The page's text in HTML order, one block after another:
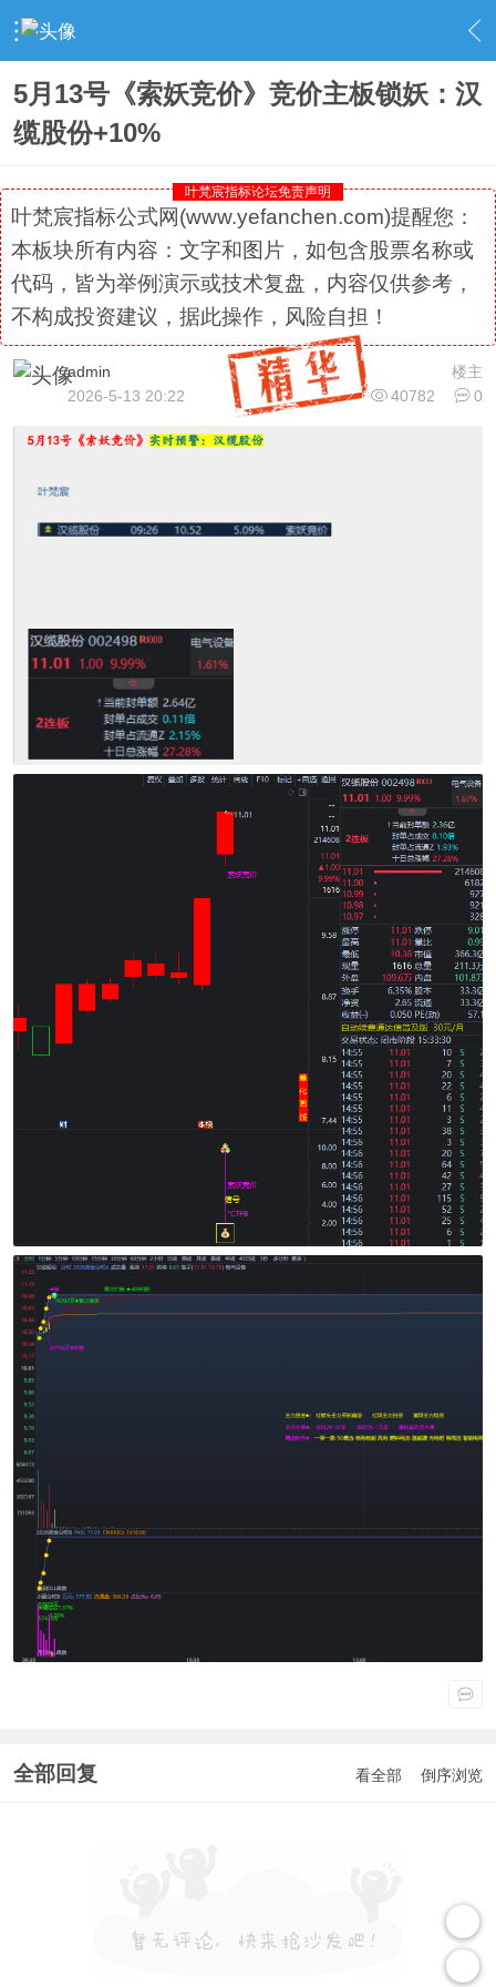
› 社区精选 › 专栏更新 › 内容
5月13号《索妖竞价》竞价主板锁妖：汉
缆股份+10%
叶梵宸指标论坛免责声明
叶梵宸指标公式网(www.yefanchen.com)提醒您：
本板块所有内容：文字和图片，如包含股票名称或
代码，皆为举例演示或技术复盘，内容仅供参考，
不构成投资建议，据此操作，风险自担！
楼主
admin
40782
0
2026-5-13 20:22
全部回复 看全部 倒序浏览